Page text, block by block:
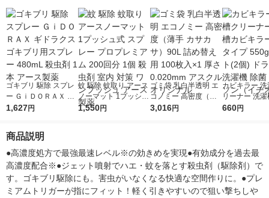
ゴキブリ 駆除 スプレ
ー ＧｉＤＯＲＡＸ ギ
ドラクス ゴキブリ用
1,627円
蚊 駆除 蚊取り アース
ノーマット 1プッシュ
式 スプレー プロプレ
1,550円
ゴミ袋 乳白半透明 エ
コノミー 高密度（薄
手 カサカサ）90L 詰
3,016円
カビキラー
リーナー 洗
キラー 液体
660円
商品説明
●高濃度処方で最強最速レベル※の効きめを実現●有効成分を過去最
高濃度配合※●ジェット噴射でハエ・蚊を落とす殺虫剤（駆除剤）で
す。ゴキブリ駆除にも。害虫がいなくなる快適な空間作りに。●プレ
ミアムトリガーが指にフィット！軽く引きやすいので狙い撃ちしや